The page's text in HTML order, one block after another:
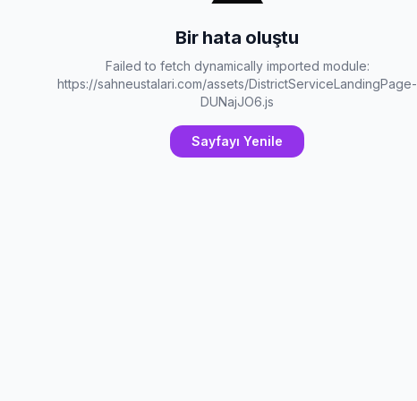
Bir hata oluştu
Failed to fetch dynamically imported module:
https://sahneustalari.com/assets/DistrictServiceLandingPage-
DUNajJO6.js
Sayfayı Yenile